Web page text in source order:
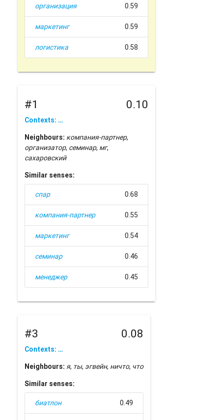
организация 0.59
маркетинг 0.59
логистика 0.58
#1 0.10
Contexts: …
Neighbours: компания-партнер,
организатор, семинар, мг,
сахаровский
Similar senses:
спар 0.68
компания-партнер 0.55
маркетинг 0.54
семинар 0.46
менеджер 0.45
#3 0.08
Contexts: …
Neighbours: я, ты, эгвейн, ничто, что
Similar senses:
биатлон 0.49